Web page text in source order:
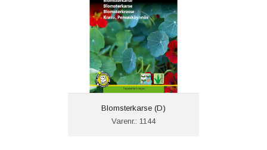
Blomsterkarse (D)
Varenr.: 1144